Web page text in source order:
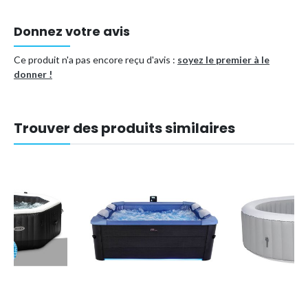
Donnez votre avis
Ce produit n'a pas encore reçu d'avis : soyez le premier à le
donner !
Trouver des produits similaires